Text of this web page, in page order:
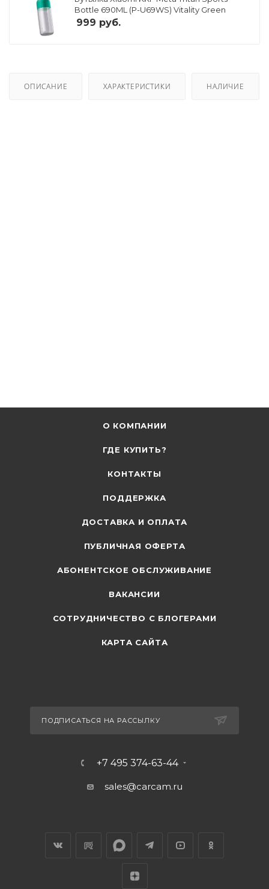
Bottle 690ML (P-U69WS) Vitality Green
999 руб.
ОПИСАНИЕ ХАРАКТЕРИСТИКИ НАЛИЧИЕ
О КОМПАНИИ
ГДЕ КУПИТЬ?
КОНТАКТЫ
ПОДДЕРЖКА
ДОСТАВКА И ОПЛАТА
ПУБЛИЧНАЯ ОФЕРТА
АБОНЕНТСКОЕ ОБСЛУЖИВАНИЕ
ВАКАНСИИ
СОТРУДНИЧЕСТВО С БЛОГЕРАМИ
КАРТА САЙТА
ПОДПИСАТЬСЯ НА РАССЫЛКУ
+7 495 374-63-44
sales@carcam.ru